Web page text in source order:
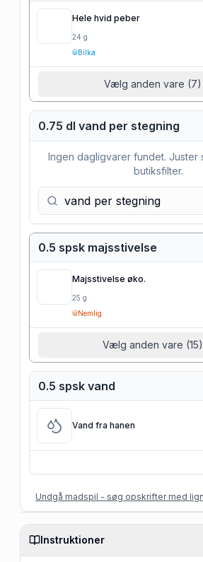
Hele hvid peber
24 g
Bilka
Vælg anden vare (7)
0.75 dl vand per stegning
Ingen dagligvarer fundet. Juster
butiksfilter.
0.5 spsk majsstivelse
Majsstivelse øko.
25 g
Nemlig
Vælg anden vare (15)
0.5 spsk vand
Vand fra hanen
Undgå madspil - søg opskrifter med
Instruktioner